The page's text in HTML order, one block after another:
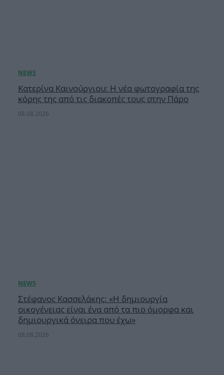
Κατερίνα Καινούργιου: Η νέα φωτογραφία της
κόρης της από τις διακοπές τους στην Πάρο
08.08.2026
Στέφανος Κασσελάκης: «Η δημιουργία
οικογένειας είναι ένα από τα πιο όμορφα και
δημιουργικά όνειρα που έχω»
08.08.2026